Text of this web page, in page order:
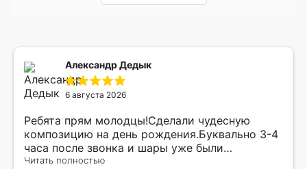
Александр Дедык
6 августа 2026
Ребята прям молодцы!Сделали чудесную
композицию на день рождения.Буквально 3-4
часа после звонка и шары уже были
доставлены мне по адресу.Качество
Читать полностью